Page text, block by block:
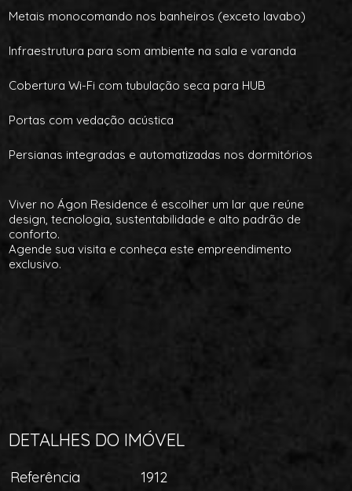
Metais monocomando nos banheiros (exceto lavabo)
Infraestrutura para som ambiente na sala e varanda
Cobertura Wi-Fi com tubulação seca para HUB
Portas com vedação acústica
Persianas integradas e automatizadas nos dormitórios
Viver no Ágon Residence é escolher um lar que reúne
design, tecnologia, sustentabilidade e alto padrão de
conforto.
Agende sua visita e conheça este empreendimento
exclusivo.
DETALHES DO IMÓVEL
Referência
1912